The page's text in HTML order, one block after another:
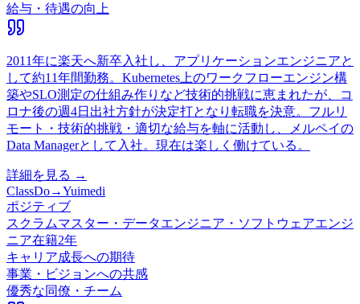
給与・待遇の向上
2011年に楽天へ新卒入社し、アプリケーションエンジニアと
して約11年間勤務。Kubernetes上のワークフローエンジン構
築やSLO測定の仕組み作りなど技術的挑戦に恵まれたが、コ
ロナ後の週4日出社方針が決定打となり転職を決意。フルリ
モート・技術的挑戦・適切な給与を軸に活動し、メルペイの
Data Managerとして入社。現在は楽しく働けている。
詳細を見る →
ClassDo→Yuimedi
ポジティブ
スクラムマスター・データエンジニア・ソフトウェアエンジ
ニア在籍2年
キャリア成長への期待
事業・ビジョンへの共感
優秀な同僚・チーム